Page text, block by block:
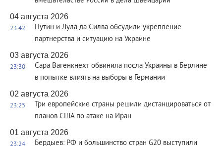
04 августа 2026
23:42
Путин и Лула да Силва обсудили укрепление
партнерства и ситуацию на Украине
03 августа 2026
23:30
Сара Вагенкнехт обвинила посла Украины в Берлине
в попытке влиять на выборы в Германии
02 августа 2026
23:25
Три европейские страны решили дистанцироваться от
планов США по атаке на Иран
01 августа 2026
Бердыев: РФ и большинство стран G20 выступили